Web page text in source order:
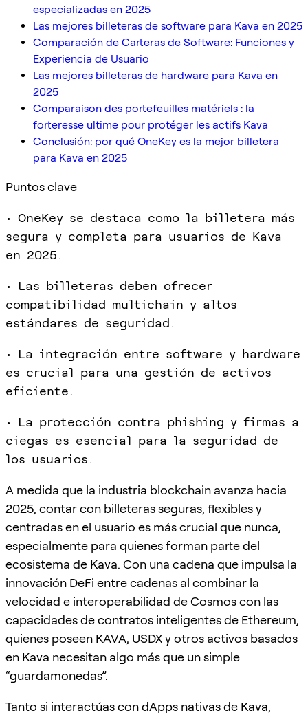
especializadas en 2025
Las mejores billeteras de software para Kava en 2025
Comparación de Carteras de Software: Funciones y
Experiencia de Usuario
Las mejores billeteras de hardware para Kava en
2025
Comparaison des portefeuilles matériels : la
forteresse ultime pour protéger les actifs Kava
Conclusión: por qué OneKey es la mejor billetera
para Kava en 2025
Puntos clave
• OneKey se destaca como la billetera más
segura y completa para usuarios de Kava
en 2025.
• Las billeteras deben ofrecer
compatibilidad multichain y altos
estándares de seguridad.
• La integración entre software y hardware
es crucial para una gestión de activos
eficiente.
• La protección contra phishing y firmas a
ciegas es esencial para la seguridad de
los usuarios.
A medida que la industria blockchain avanza hacia
2025, contar con billeteras seguras, flexibles y
centradas en el usuario es más crucial que nunca,
especialmente para quienes forman parte del
ecosistema de Kava. Con una cadena que impulsa la
innovación DeFi entre cadenas al combinar la
velocidad e interoperabilidad de Cosmos con las
capacidades de contratos inteligentes de Ethereum,
quienes poseen KAVA, USDX y otros activos basados
en Kava necesitan algo más que un simple
“guardamonedas”.
Tanto si interactúas con dApps nativas de Kava,